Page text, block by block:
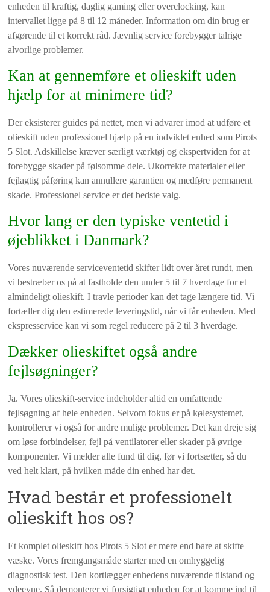
enheden til kraftig, daglig gaming eller overclocking, kan
intervallet ligge på 8 til 12 måneder. Information om din brug er
afgørende til et korrekt råd. Jævnlig service forebygger talrige
alvorlige problemer.
Kan at gennemføre et olieskift uden
hjælp for at minimere tid?
Der eksisterer guides på nettet, men vi advarer imod at udføre et
olieskift uden professionel hjælp på en indviklet enhed som Pirots
5 Slot. Adskillelse kræver særligt værktøj og ekspertviden for at
forebygge skader på følsomme dele. Ukorrekte materialer eller
fejlagtig påføring kan annullere garantien og medføre permanent
skade. Professionel service er det bedste valg.
Hvor lang er den typiske ventetid i
øjeblikket i Danmark?
Vores nuværende serviceventetid skifter lidt over året rundt, men
vi bestræber os på at fastholde den under 5 til 7 hverdage for et
almindeligt olieskift. I travle perioder kan det tage længere tid. Vi
fortæller dig den estimerede leveringstid, når vi får enheden. Med
ekspresservice kan vi som regel reducere på 2 til 3 hverdage.
Dækker olieskiftet også andre
fejlsøgninger?
Ja. Vores olieskift-service indeholder altid en omfattende
fejlsøgning af hele enheden. Selvom fokus er på kølesystemet,
kontrollerer vi også for andre mulige problemer. Det kan dreje sig
om løse forbindelser, fejl på ventilatorer eller skader på øvrige
komponenter. Vi melder alle fund til dig, før vi fortsætter, så du
ved helt klart, på hvilken måde din enhed har det.
Hvad består et professionelt
olieskift hos os?
Et komplet olieskift hos Pirots 5 Slot er mere end bare at skifte
væske. Vores fremgangsmåde starter med en omhyggelig
diagnostisk test. Den kortlægger enhedens nuværende tilstand og
ydeevne. Så demonterer vi forsigtigt enheden for at komme ind til